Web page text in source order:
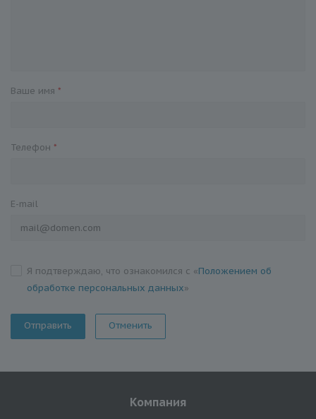
Ваше имя *
Телефон *
E-mail
Я подтверждаю, что ознакомился с «Положением об
обработке персональных данных»
Отменить
Компания